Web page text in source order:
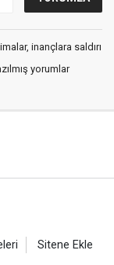
inançlara saldırı
yorumlar
Sitene Ekle